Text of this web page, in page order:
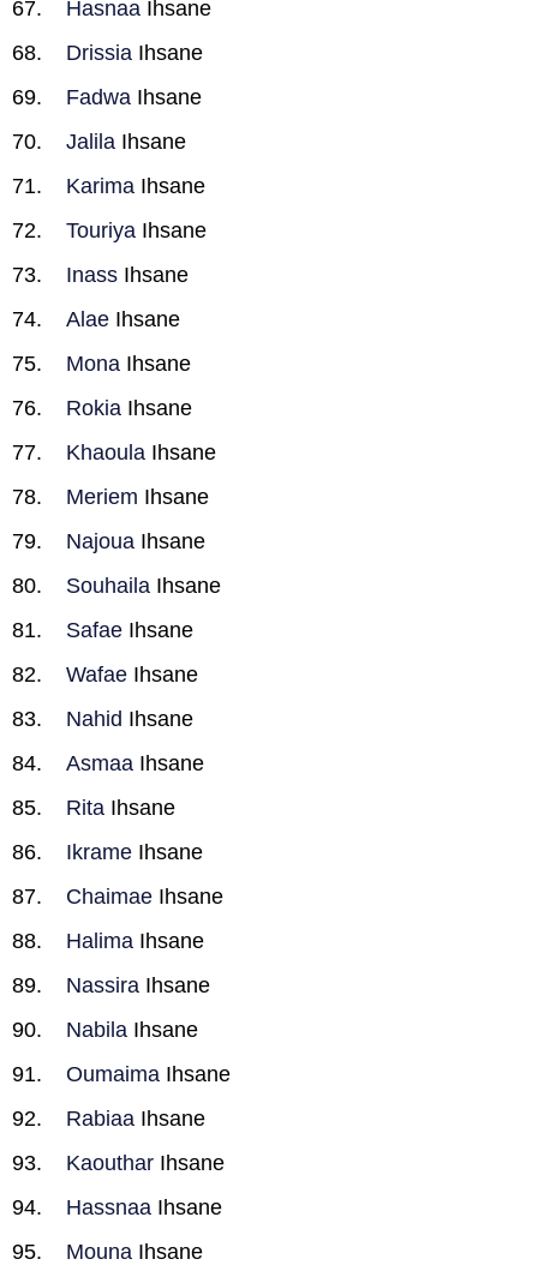
Hasnaa Ihsane
Drissia Ihsane
Fadwa Ihsane
Jalila Ihsane
Karima Ihsane
Touriya Ihsane
Inass Ihsane
Alae Ihsane
Mona Ihsane
Rokia Ihsane
Khaoula Ihsane
Meriem Ihsane
Najoua Ihsane
Souhaila Ihsane
Safae Ihsane
Wafae Ihsane
Nahid Ihsane
Asmaa Ihsane
Rita Ihsane
Ikrame Ihsane
Chaimae Ihsane
Halima Ihsane
Nassira Ihsane
Nabila Ihsane
Oumaima Ihsane
Rabiaa Ihsane
Kaouthar Ihsane
Hassnaa Ihsane
Mouna Ihsane